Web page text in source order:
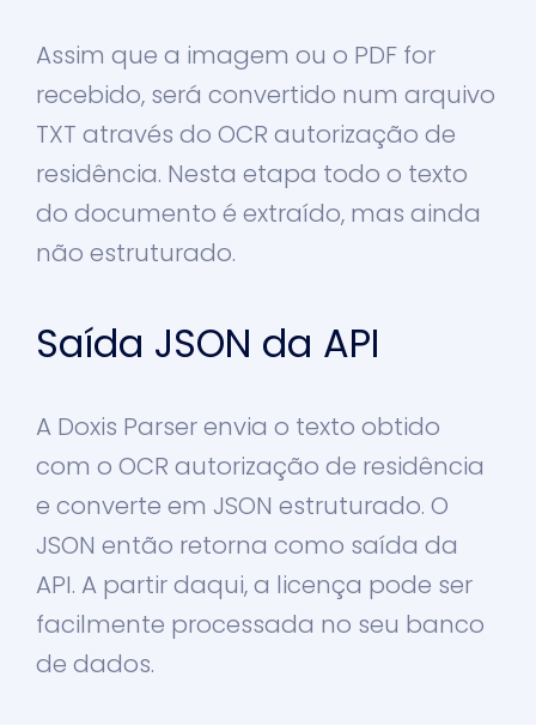
Assim que a imagem ou o PDF for
recebido, será convertido num arquivo
TXT através do OCR autorização de
residência. Nesta etapa todo o texto
do documento é extraído, mas ainda
não estruturado.
Saída JSON da API
A Doxis Parser envia o texto obtido
com o OCR autorização de residência
e converte em JSON estruturado. O
JSON então retorna como saída da
API. A partir daqui, a licença pode ser
facilmente processada no seu banco
de dados.